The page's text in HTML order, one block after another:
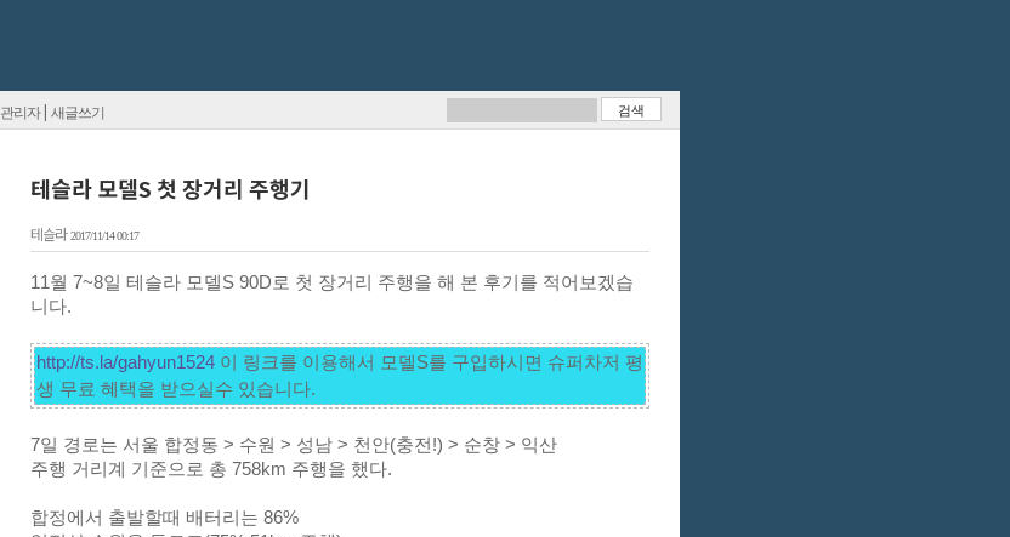
관리자| 새글쓰기
테슬라 모델S 첫 장거리 주행기
테슬라 2017/11/14 00:17
11월 7~8일 테슬라 모델S 90D로 첫 장거리 주행을 해 본 후기를 적어보겠습
니다.
http://ts.la/gahyun1524 이 링크를 이용해서 모델S를 구입하시면 슈퍼차저 평
7일 경로는 서울 합정동 > 수원 > 성남 > 천안(충전!) > 순창 > 익산
주행 거리계 기준으로 총 758km 주행을 했다.
합정에서 출발할때 배터리는 86%